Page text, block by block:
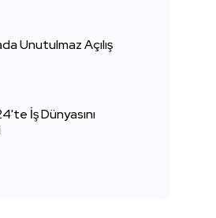
Unutulmaz Açılış
İş Dünyasını